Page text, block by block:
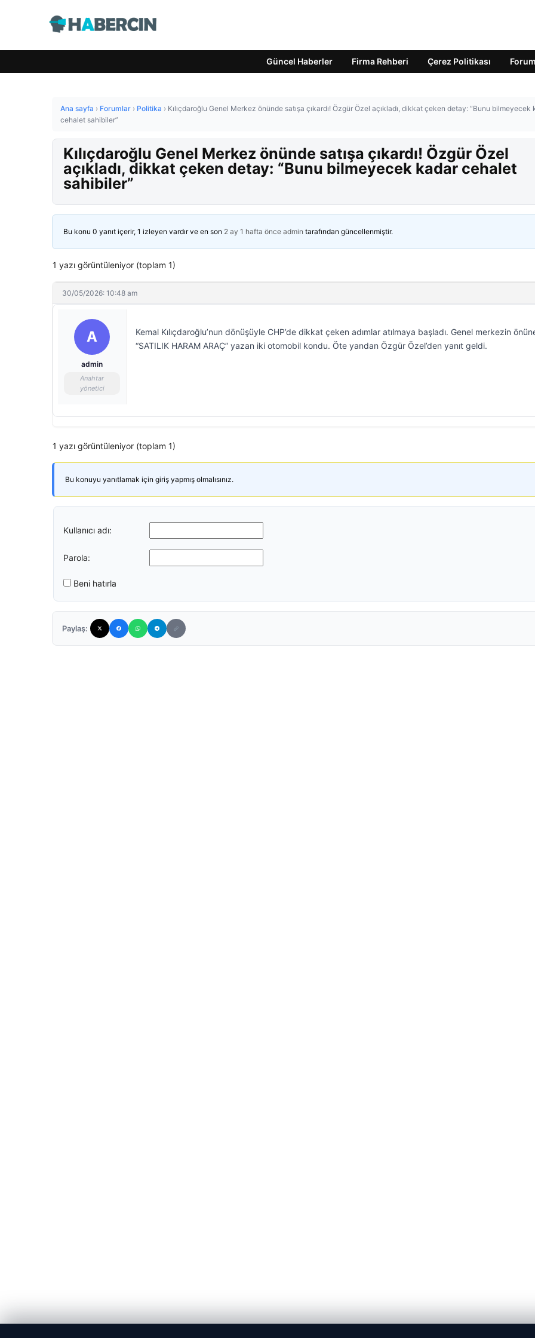
Güncel Haberler Firma Rehberi Çerez Politikası Forum
Ana sayfa › Forumlar › Politika › Kılıçdaroğlu Genel Merkez önünde satışa çıkardı! Özgür Özel açıkladı, dikkat çeken detay: “Bunu bilmeyecek
cehalet sahibiler”
Kılıçdaroğlu Genel Merkez önünde satışa çıkardı! Özgür Özel
açıkladı, dikkat çeken detay: “Bunu bilmeyecek kadar cehalet
sahibiler”
Bu konu 0 yanıt içerir, 1 izleyen vardır ve en son 2 ay 1 hafta önce admin tarafından güncellenmiştir.
1 yazı görüntüleniyor (toplam 1)
30/05/2026: 10:48 am
A
admin
Anahtar
yönetici
Kemal Kılıçdaroğlu’nun dönüşüyle CHP’de dikkat çeken adımlar atılmaya başladı. Genel merkezin
“SATILIK HARAM ARAÇ” yazan iki otomobil kondu. Öte yandan Özgür Özel’den yanıt geldi.
1 yazı görüntüleniyor (toplam 1)
Bu konuyu yanıtlamak için giriş yapmış olmalısınız.
Kullanıcı adı:
Parola:
Beni hatırla
Paylaş: